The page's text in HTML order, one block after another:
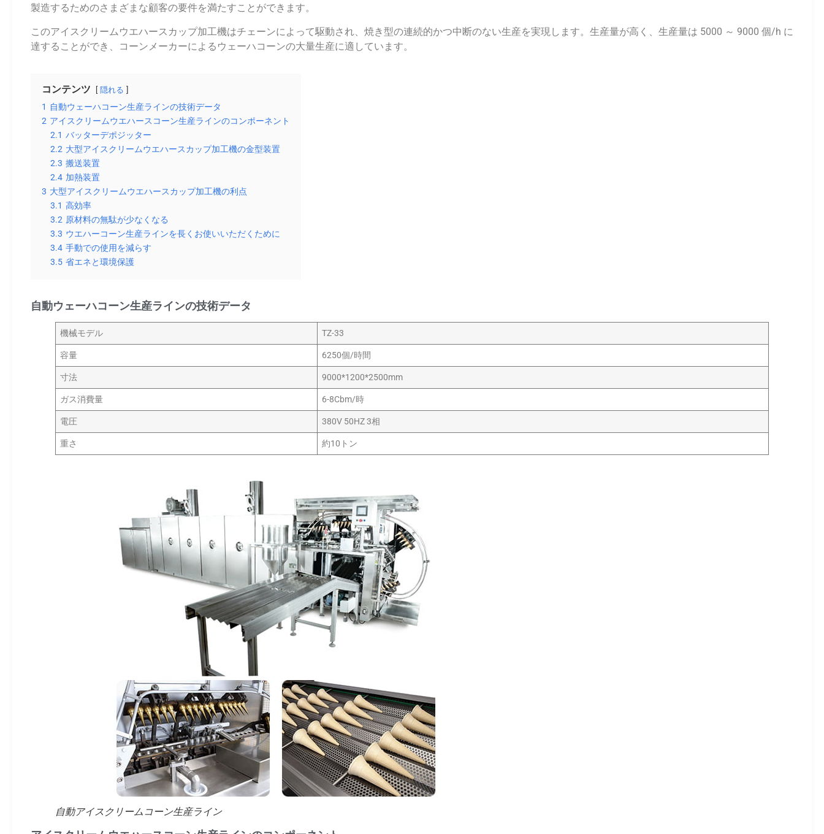
製造するためのさまざまな顧客の要件を満たすことができます。
このアイスクリームウエハースカップ加工機はチェーンによって駆動され、焼き型の連続的かつ中断のない生産を実現します。生産量が高く、生産量は 5000 ～ 9000 個/h に
達することができ、コーンメーカーによるウェーハコーンの大量生産に適しています。
コンテンツ 隠れる
1 自動ウェーハコーン生産ラインの技術データ
2 アイスクリームウエハースコーン生産ラインのコンポーネント
2.1 バッターデポジッター
2.2 大型アイスクリームウエハースカップ加工機の金型装置
2.3 搬送装置
2.4 加熱装置
3 大型アイスクリームウエハースカップ加工機の利点
3.1 高効率
3.2 原材料の無駄が少なくなる
3.3 ウエハーコーン生産ラインを長くお使いいただくために
3.4 手動での使用を減らす
3.5 省エネと環境保護
自動ウェーハコーン生産ラインの技術データ
機械モデル TZ-33
容量 6250個/時間
寸法 9000*1200*2500mm
ガス消費量 6-8Cbm/時
電圧 380V 50HZ 3相
重さ 約10トン
自動アイスクリームコーン生産ライン